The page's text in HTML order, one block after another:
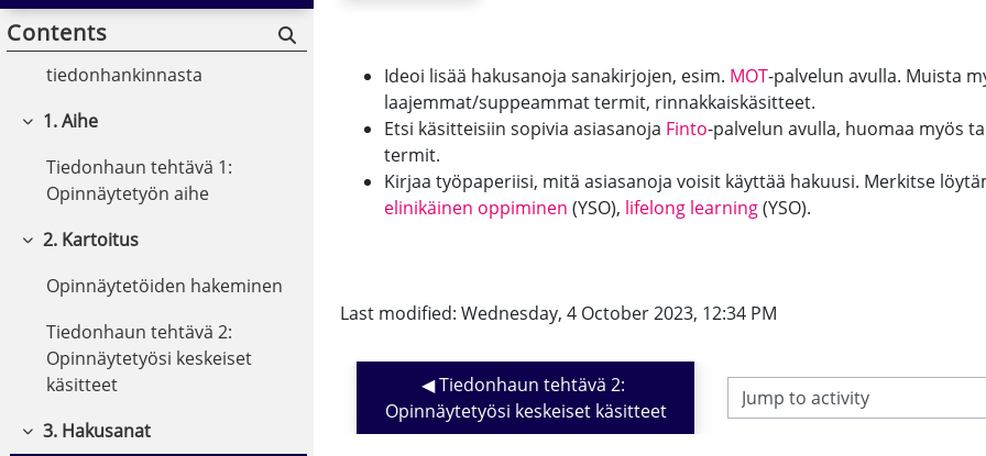
Ideoi lisää hakusanoja sanakirjojen, esim. MOT-palvelun avulla. Muista
laajemmat/suppeammat termit, rinnakkaiskäsitteet.
Etsi käsitteisiin sopivia asiasanoja Finto-palvelun avulla, huomaa myös
termit.
Kirjaa työpaperiisi, mitä asiasanoja voisit käyttää hakuusi. Merkitse
elinikäinen oppiminen (YSO), lifelong learning(YSO).
Last modified: Wednesday, 4 October 2023, 12:34 PM
◀︎ Tiedonhaun tehtävä 2:
Opinnäytetyösi keskeiset käsitteet
Jump to activity
Contents
Collapse
Tehtävä: Lataa Selvitys
tiedonhankinnasta
Collapse
1. Aihe
Tiedonhaun tehtävä 1:
Opinnäytetyön aihe
Collapse
2. Kartoitus
Opinnäytetöiden hakeminen
Tiedonhaun tehtävä 2:
Opinnäytetyösi keskeiset
käsitteet
Collapse
3. Hakusanat